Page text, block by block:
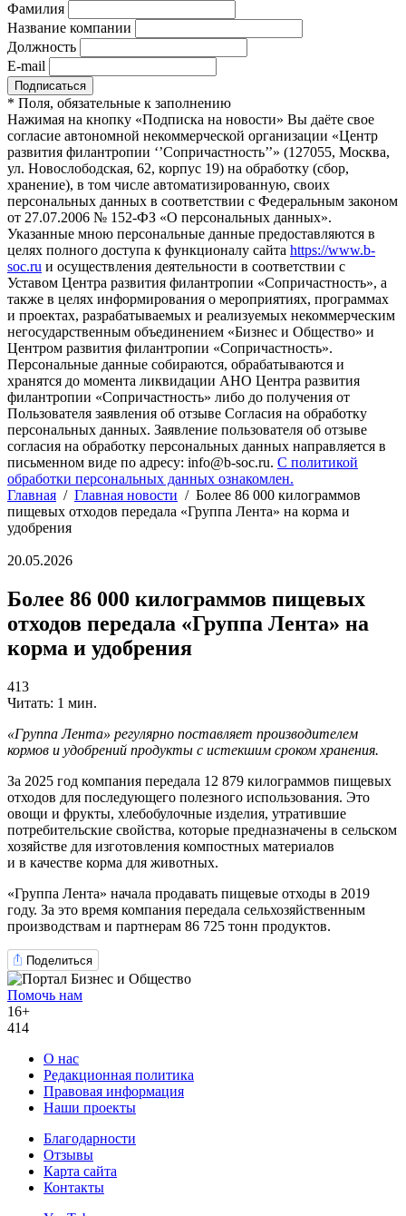
Фамилия
Название компании
Должность
E-mail
* Поля, обязательные к заполнению
Нажимая на кнопку «Подписка на новости» Вы даёте свое
согласие автономной некоммерческой организации «Центр
развития филантропии ‘’Сопричастность’’» (127055, Москва,
ул. Новослободская, 62, корпус 19) на обработку (сбор,
хранение), в том числе автоматизированную, своих
персональных данных в соответствии с Федеральным законом
от 27.07.2006 № 152-ФЗ «О персональных данных».
Указанные мною персональные данные предоставляются в
целях полного доступа к функционалу сайта https://www.b-
soc.ru и осуществления деятельности в соответствии с
Уставом Центра развития филантропии «Сопричастность», а
также в целях информирования о мероприятиях, программах
и проектах, разрабатываемых и реализуемых некоммерческим
негосударственным объединением «Бизнес и Общество» и
Центром развития филантропии «Сопричастность».
Персональные данные собираются, обрабатываются и
хранятся до момента ликвидации АНО Центра развития
филантропии «Сопричастность» либо до получения от
Пользователя заявления об отзыве Согласия на обработку
персональных данных. Заявление пользователя об отзыве
согласия на обработку персональных данных направляется в
письменном виде по адресу: info@b-soc.ru. С политикой
обработки персональных данных ознакомлен.
Главная / Главная новости / Более 86 000 килограммов
пищевых отходов передала «Группа Лента» на корма и
удобрения
20.05.2026
Более 86 000 килограммов пищевых
отходов передала «Группа Лента» на
корма и удобрения
413
Читать: 1 мин.
«Группа Лента» регулярно поставляет производителем
кормов и удобрений продукты с истекшим сроком хранения.
За 2025 год компания передала 12 879 килограммов пищевых
отходов для последующего полезного использования. Это
овощи и фрукты, хлебобулочные изделия, утратившие
потребительские свойства, которые предназначены в сельском
хозяйстве для изготовления компостных материалов
и в качестве корма для животных.
«Группа Лента» начала продавать пищевые отходы в 2019
году. За это время компания передала сельхозяйственным
производствам и партнерам 86 725 тонн продуктов.
Поделиться
Помочь нам
16+
414
О нас
Редакционная политика
Правовая информация
Наши проекты
Благодарности
Отзывы
Карта сайта
Контакты